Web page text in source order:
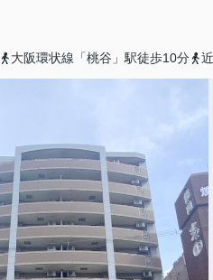
大阪環状線「桃谷」駅徒歩10分